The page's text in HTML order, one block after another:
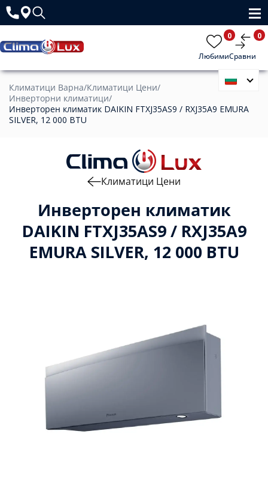
Любими
0
Сравни
0
Климатици Варна/Климатици Цени/
Инверторни климатици/
Инверторен климатик DAIKIN FTXJ35AS9 / RXJ35A9 EMURA
SILVER, 12 000 BTU
Инверторен климатик
DAIKIN FTXJ35AS9 / RXJ35A9
EMURA SILVER, 12 000 BTU
Климатици Цени